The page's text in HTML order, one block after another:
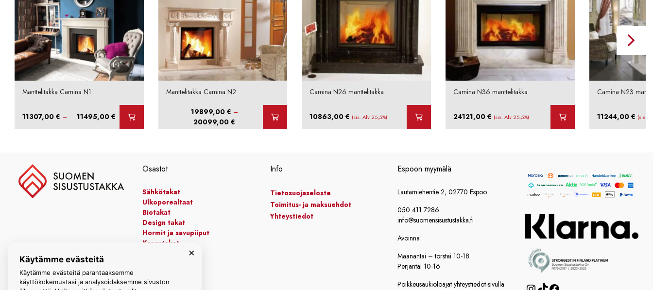
Manttelitakka Camina N1
11307,00 € – 11495,00 € Hintaluokka:
Manttelitakka Camina N2
19899,00 € –
20099,00€
19899,00 €
Camina N26 manttelitakka
10863,00€ (sis. Alv 25,5%)
Camina N36 manttelitakka
24121,00 € (sis. Alv 25,5%)
Camina N23
11244,00 € (sis.
Osastot
Sähkötakat
Ulkoporealtaat
Biotakat
Design takat
Hormit ja savupiiput
Kaasutakat
Kiertoilmatakat
Info
Tietosuojaseloste
Toimitus- ja maksuehdot
Yhteystiedot
Espoon myymälä
Lautamiehentie 2, 02770 Espoo
050 411 7286
info@suomensisustustakka.fi
Avoinna
Maanantai – torstai 10-18
Perjantai 10-16
Poikkeusaukioloajat yhteystiedot-sivulla
Instagram
TikTok
×
Käytämme evästeitä
Käytämme evästeitä parantaaksemme
käyttökokemustasi ja analysoidaksemme sivuston